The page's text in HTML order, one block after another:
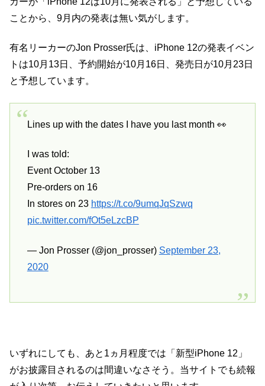
ことから、9月内の発表は無い気がします。
有名リーカーのJon Prosser氏は、iPhone 12の発表イベン
トは10月13日、予約開始が10月16日、発売日が10月23日
と予想しています。
Lines up with the dates I have you last month 👀
I was told:
Event October 13
Pre-orders on 16
In stores on 23 https://t.co/9umqJqSzwq
pic.twitter.com/fOt5eLzcBP
— Jon Prosser (@jon_prosser) September 23,
2020
いずれにしても、あと1ヵ月程度では「新型iPhone 12」
がお披露目されるのは間違いなさそう。当サイトでも続報